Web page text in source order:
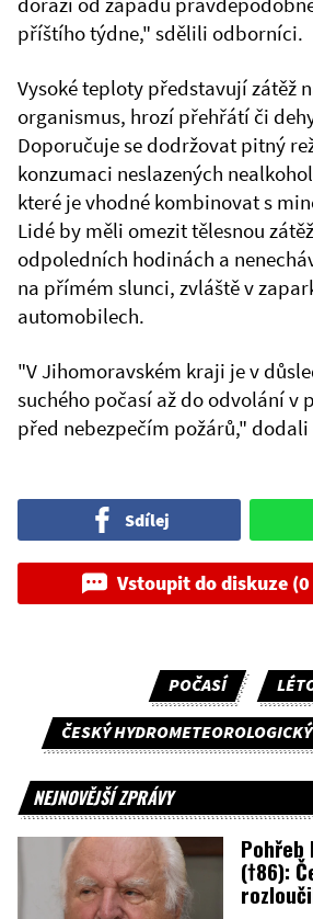
příštího týdne," sdělili odborníci.
Vysoké teploty představují zátěž
organismus, hrozí přehřátí či
Doporučuje se dodržovat pitný
konzumaci neslazených
které je vhodné kombinovat s
Lidé by měli omezit tělesnou
odpoledních hodinách a
na přímém slunci, zvláště v
automobilech.
"V Jihomoravském kraji je v
suchého počasí až do odvolání v
před nebezpečím požárů,"
Sdílej
Vstoupit do diskuze
POČASÍ
ČESKÝ
NEJNOVĚJŠÍ ZPRÁVY
Pohřeb
(†86):